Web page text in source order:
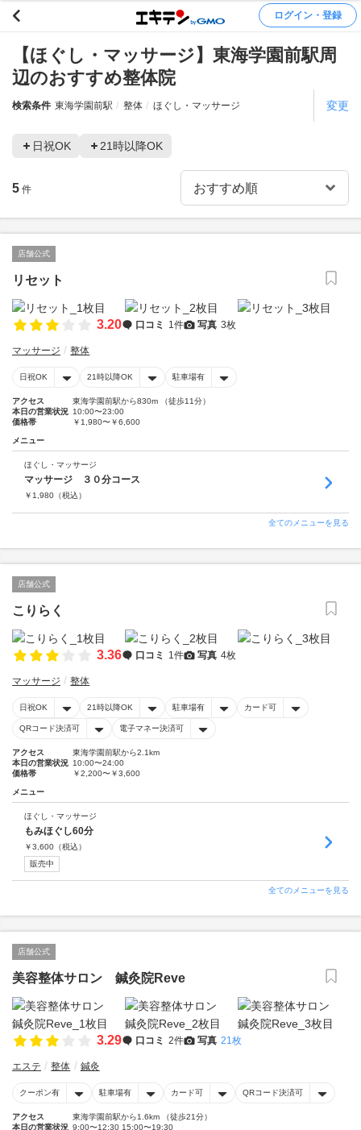
ログイン・登録
【ほぐし・マッサージ】東海学園前駅周
辺のおすすめ整体院
検索条件 東海学園前駅 整体 ほぐし・マッサージ 変更
日祝OK 21時以降OK
5 件
店舗公式
リセット
3.20 口コミ 1件 写真 3枚
マッサージ 整体
日祝OK 21時以降OK 駐車場有
アクセス
東海学園前駅から830m （徒歩11分）
本日の営業状況 10:00〜23:00
価格帯
￥1,980〜￥6,600
メニュー
ほぐし・マッサージ
マッサージ ３０分コース
￥ 1,980 （税込）
全てのメニューを見る
店舗公式
こりらく
3.36 口コミ 1件 写真 4枚
マッサージ 整体
日祝OK 21時以降OK 駐車場有 カード可
QRコード決済可 電子マネー決済可
アクセス
東海学園前駅から2.1km
本日の営業状況 10:00〜24:00
価格帯
￥2,200〜￥3,600
メニュー
ほぐし・マッサージ
もみほぐし60分
￥3,600 （税込）
販売中
全てのメニューを見る
店舗公式
美容整体サロン 鍼灸院Reve
3.29 口コミ 2件 写真 21枚
エステ 整体 鍼灸
クーポン有 駐車場有 カード可 QRコード決済可
アクセス
東海学園前駅から1.6km （徒歩21分）
本日の営業状況 9:00〜12:30 15:00〜19:30